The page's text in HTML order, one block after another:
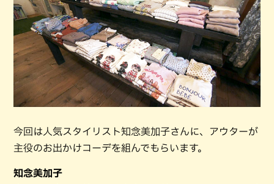
今回は人気スタイリスト知念美加子さんに、アウターが
主役のお出かけコーデを組んでもらいます。
知念美加子